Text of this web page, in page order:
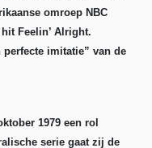
omroep NBC
Feelin’ Alright.
imitatie” van de
1979 een rol
serie gaat zij de